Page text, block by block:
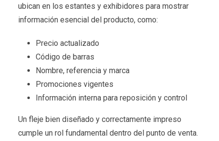
ubican en los estantes y exhibidores para mostrar
información esencial del producto, como:
Precio actualizado
Código de barras
Nombre, referencia y marca
Promociones vigentes
Información interna para reposición y control
Un fleje bien diseñado y correctamente impreso
cumple un rol fundamental dentro del punto de venta.